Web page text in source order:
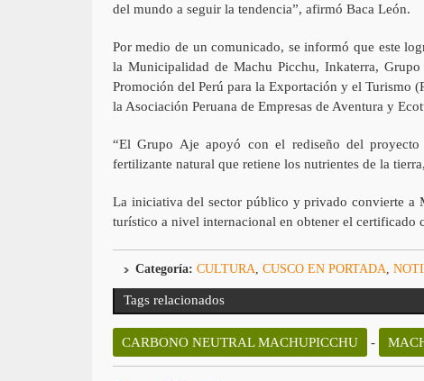
del mundo a seguir la tendencia”, afirmó Baca León.
Por medio de un comunicado, se informó que este
la Municipalidad de Machu Picchu, Inkaterra,
Promoción del Perú para la Exportación y el Turismo
la Asociación Peruana de Empresas de Aventura y
“El Grupo Aje apoyó con el rediseño del
fertilizante natural que retiene los nutrientes de la
La iniciativa del sector público y privado convierte a
turístico a nivel internacional en obtener el certificado
Categoría: CULTURA CUSCO EN PORTADA
Tags relacionados
CARBONO NEUTRAL MACHUPICCHU -